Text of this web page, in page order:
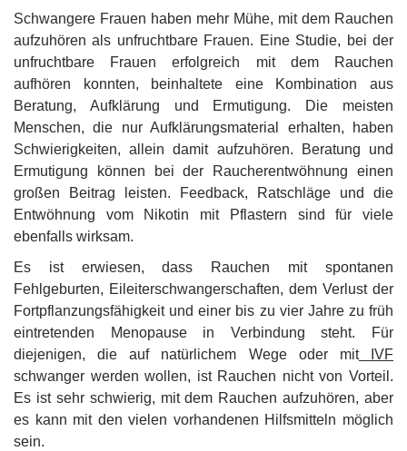
Schwangere Frauen haben mehr Mühe, mit dem Rauchen
aufzuhören als unfruchtbare Frauen. Eine Studie, bei der
unfruchtbare Frauen erfolgreich mit dem Rauchen
aufhören konnten, beinhaltete eine Kombination aus
Beratung, Aufklärung und Ermutigung. Die meisten
Menschen, die nur Aufklärungsmaterial erhalten, haben
Schwierigkeiten, allein damit aufzuhören. Beratung und
Ermutigung können bei der Raucherentwöhnung einen
großen Beitrag leisten. Feedback, Ratschläge und die
Entwöhnung vom Nikotin mit Pflastern sind für viele
ebenfalls wirksam.
Es ist erwiesen, dass Rauchen mit spontanen
Fehlgeburten, Eileiterschwangerschaften, dem Verlust der
Fortpflanzungsfähigkeit und einer bis zu vier Jahre zu früh
eintretenden Menopause in Verbindung steht. Für
diejenigen, die auf natürlichem Wege oder mitIVF
schwanger werden wollen, ist Rauchen nicht von Vorteil.
Es ist sehr schwierig, mit dem Rauchen aufzuhören, aber
es kann mit den vielen vorhandenen Hilfsmitteln möglich
sein.